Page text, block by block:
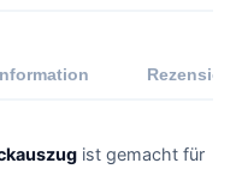
ist gemacht für